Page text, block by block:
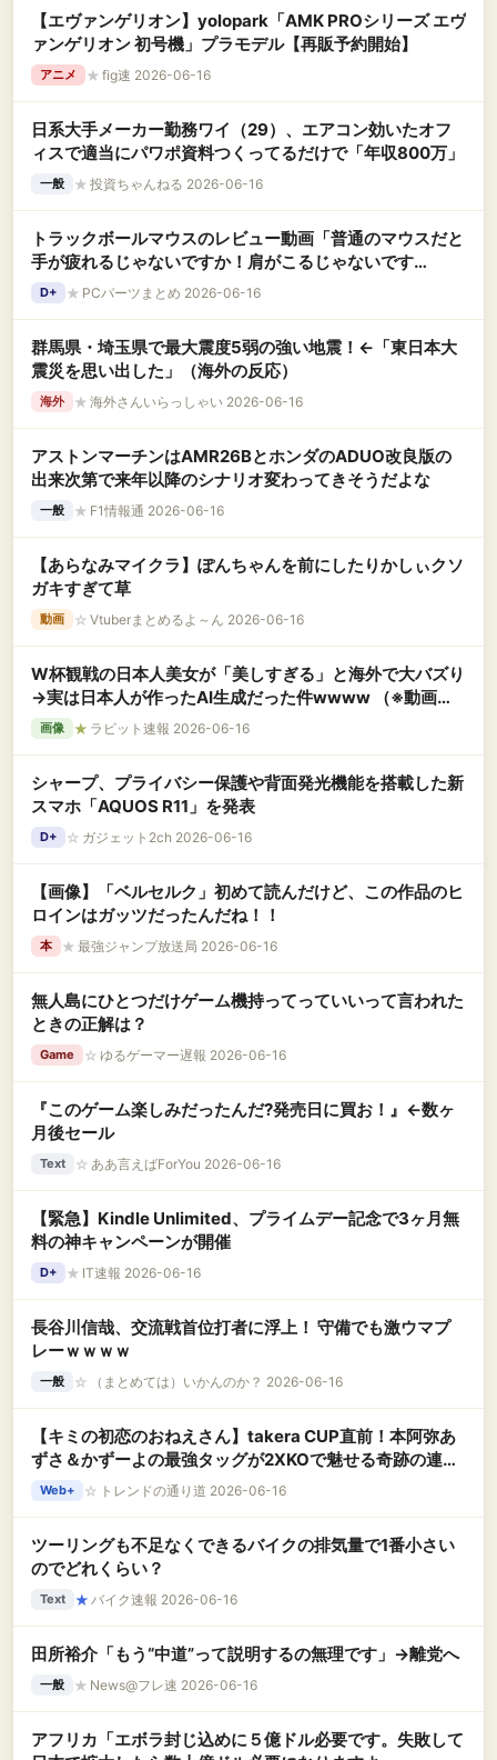
【エヴァンゲリオン】yolopark「AMK PROシリーズ エヴ
ァンゲリオン 初号機」プラモデル【再販予約開始】
アニメ ★ fig速 2026-06-16
日系大手メーカー勤務ワイ（29）、エアコン効いたオフ
ィスで適当にパワポ資料つくってるだけで「年収800万」
一般 ★ 投資ちゃんねる 2026-06-16
トラックボールマウスのレビュー動画「普通のマウスだと
手が疲れるじゃないですか！肩がこるじゃないです
か！！」←これ
D+ ★ PCパーツまとめ 2026-06-16
群馬県・埼玉県で最大震度5弱の強い地震！←「東日本大
震災を思い出した」（海外の反応）
海外 ★ 海外さんいらっしゃい 2026-06-16
アストンマーチンはAMR26BとホンダのADUO改良版の
出来次第で来年以降のシナリオ変わってきそうだよな
一般 ★ F1情報通 2026-06-16
【あらなみマイクラ】ぽんちゃんを前にしたりかしぃクソ
ガキすぎて草
動画 ☆ Vtuberまとめるよ～ん 2026-06-16
W杯観戦の日本人美女が「美しすぎる」と海外で大バズり
→実は日本人が作ったAI生成だった件wwww （※動画あ
り）
画像 ★ ラビット速報 2026-06-16
シャープ、プライバシー保護や背面発光機能を搭載した新
スマホ「AQUOS R11」を発表
D+ ☆ ガジェット2ch 2026-06-16
【画像】「ベルセルク」初めて読んだけど、この作品のヒ
ロインはガッツだったんだね！！
本 ★ 最強ジャンプ放送局 2026-06-16
無人島にひとつだけゲーム機持ってっていいって言われた
ときの正解は？
Game ☆ ゆるゲーマー遅報 2026-06-16
『このゲーム楽しみだったんだ?発売日に買お！』←数ヶ
月後セール
Text ☆ ああ言えばForYou 2026-06-16
【緊急】Kindle Unlimited、プライムデー記念で3ヶ月無
料の神キャンペーンが開催
D+ ★ IT速報 2026-06-16
長谷川信哉、交流戦首位打者に浮上！ 守備でも激ウマプ
レーｗｗｗｗ
一般 ☆ （まとめては）いかんのか？ 2026-06-16
【キミの初恋のおねえさん】takera CUP直前！本阿弥あ
ずさ＆かずーよの最強タッグが2XKOで魅せる奇跡の連携
プレイ！
Web+ ☆ トレンドの通り道 2026-06-16
ツーリングも不足なくできるバイクの排気量で1番小さい
のでどれくらい？
Text ★ バイク速報 2026-06-16
田所裕介「もう“中道”って説明するの無理です」→離党へ
一般 ★ News@フレ速 2026-06-16
アフリカ「エボラ封じ込めに５億ドル必要です。失敗して